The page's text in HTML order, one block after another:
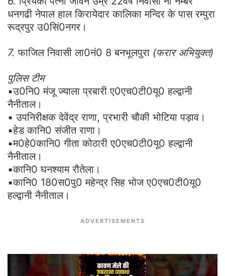
धनगढी नेपाल हाल किरायेदार कालिका मन्दिर के पास रम्पुरा
रूद्रपुर उ0सिं0नगर।
7. फाजिल निवासी ला0नं0 8 बनभूलपुरा (फरार अभियुक्त)
पुलिस टीम
▪️उ0नि0 मंजू ज्याला प्रबारी ए0एच0टी0यू0 हल्द्वानी
नैनीताल।
▪️ उपनिरीक्षक देवेंद्र राणा, प्रभारी चौकी भोटिया पड़ाव।
▪️हेड कानि0 संजीत राणा।
▪️म0हे0कानि0 गीता कोठारी ए0एच0टी0यू0 हल्द्वानी
नैनीताल।
▪️कानि0 घनश्याम रौतेला।
▪️कानि0 180स0पु0 महेन्द्र सिह भोज ए0एच0टी0यू0
हल्द्वानी नैनीताल।
ADVERTISEMENTS